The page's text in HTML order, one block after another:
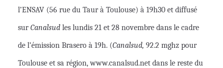
l’ENSAV (56 rue du Taur à Toulouse) à 19h30 et diffusé
surCanalsud les lundis 21 et 28 novembre dans le cadre
de l’émission Brasero à 19h. (Canalsud, 92.2 mghz pour
Toulouse et sa région, www.canalsud.net dans le reste du